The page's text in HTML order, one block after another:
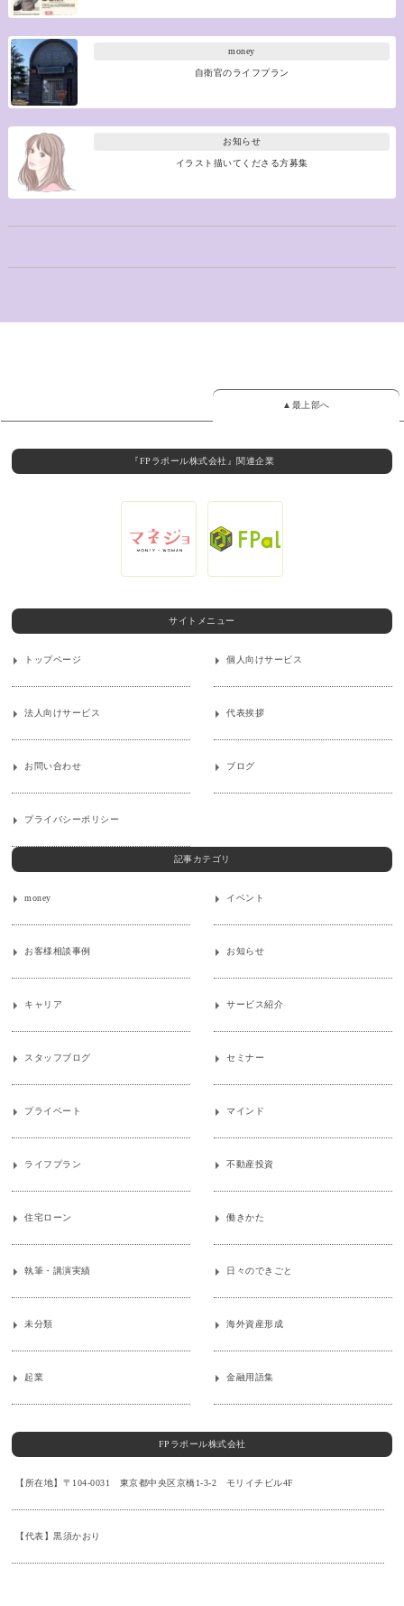
money
自衛官のライフプラン
お知らせ
イラスト描いてくださる方募集
▲最上部へ
『FPラポール株式会社』関連企業
サイトメニュー
トップページ 個人向けサービス
法人向けサービス 代表挨拶
お問い合わせ ブログ
プライバシーポリシー
記事カテゴリ
money イベント
お客様相談事例 お知らせ
キャリア サービス紹介
スタッフブログ セミナー
プライベート マインド
ライフプラン 不動産投資
住宅ローン 働きかた
執筆・講演実績 日々のできごと
未分類 海外資産形成
起業 金融用語集
FPラポール株式会社
【所在地】〒104-0031 東京都中央区京橋1-3-2 モリイチビル4F
【代表】黒須かおり